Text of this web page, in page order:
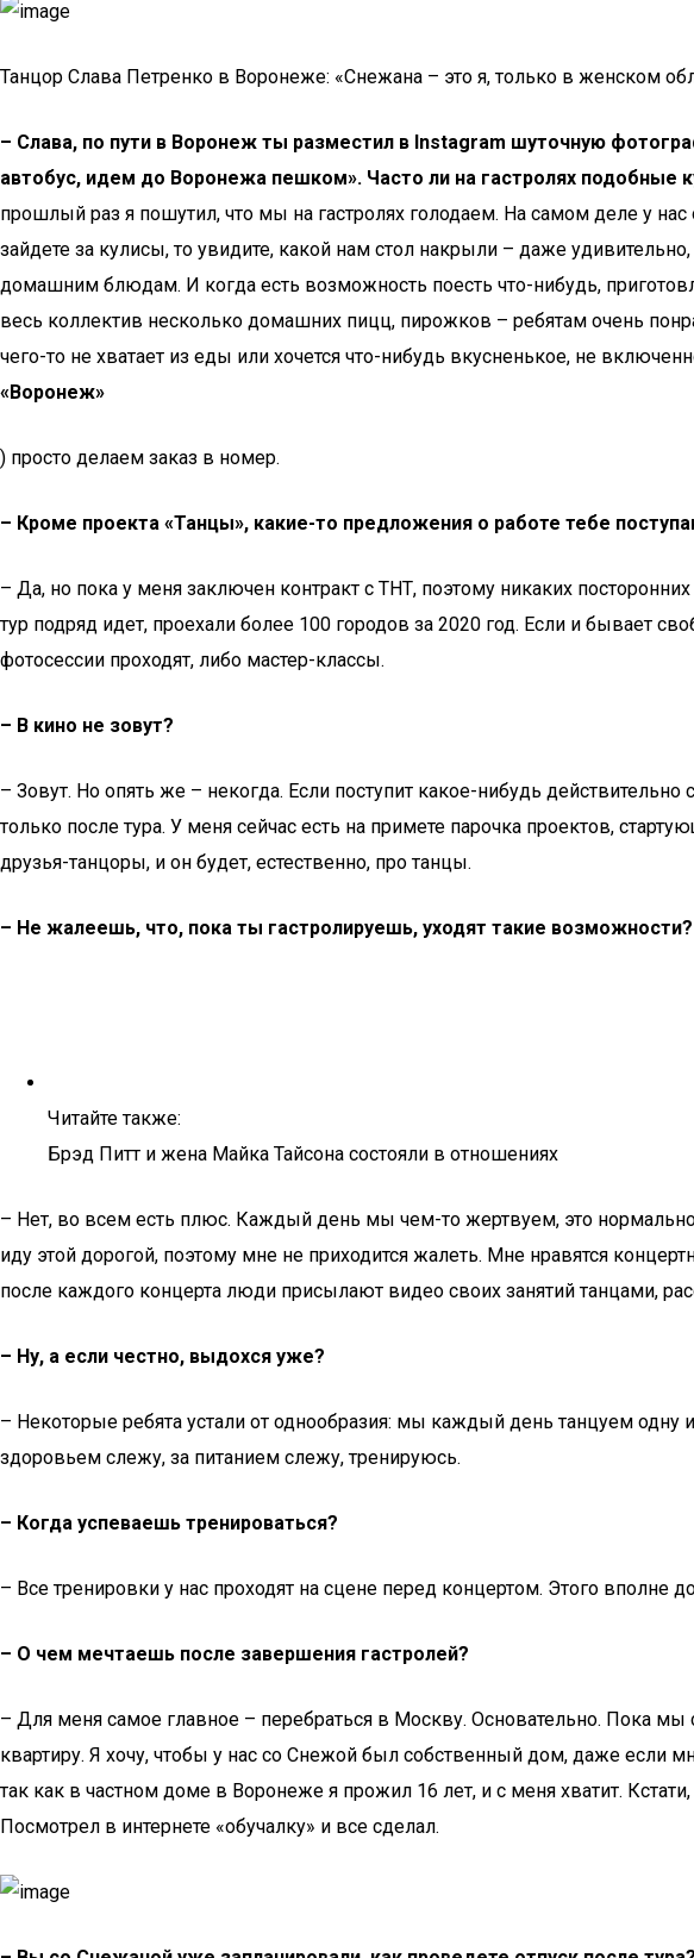
Танцор Слава Петренко в Воронеже: «Снежана – это я, только в женском
– Слава, по пути в Воронеж ты разместил в Instagram шуточную
автобус, идем до Воронежа пешком». Часто ли на гастролях подобные
прошлый раз я пошутил, что мы на гастролях голодаем. На самом деле у
зайдете за кулисы, то увидите, какой нам стол накрыли – даже
домашним блюдам. И когда есть возможность поесть что-нибудь,
весь коллектив несколько домашних пицц, пирожков – ребятам очень
чего-то не хватает из еды или хочется что-нибудь вкусненькое, не
«Воронеж»
) просто делаем заказ в номер.
– Кроме проекта «Танцы», какие-то предложения о работе тебе
– Да, но пока у меня заключен контракт с ТНТ, поэтому никаких
тур подряд идет, проехали более 100 городов за 2020 год. Если и бывает
фотосессии проходят, либо мастер-классы.
– В кино не зовут?
– Зовут. Но опять же – некогда. Если поступит какое-нибудь
только после тура. У меня сейчас есть на примете парочка проектов,
друзья-танцоры, и он будет, естественно, про танцы.
– Не жалеешь, что, пока ты гастролируешь, уходят такие возможности?
Читайте также:
Брэд Питт и жена Майка Тайсона состояли в отношениях
– Нет, во всем есть плюс. Каждый день мы чем-то жертвуем, это
иду этой дорогой, поэтому мне не приходится жалеть. Мне нравятся
после каждого концерта люди присылают видео своих занятий танцами,
– Ну, а если честно, выдохся уже?
– Некоторые ребята устали от однообразия: мы каждый день танцуем
здоровьем слежу, за питанием слежу, тренируюсь.
– Когда успеваешь тренироваться?
– Все тренировки у нас проходят на сцене перед концертом. Этого вполне
– О чем мечтаешь после завершения гастролей?
– Для меня самое главное – перебраться в Москву. Основательно. Пока
квартиру. Я хочу, чтобы у нас со Снежой был собственный дом, даже если
так как в частном доме в Воронеже я прожил 16 лет, и с меня хватит.
Посмотрел в интернете «обучалку» и все сделал.